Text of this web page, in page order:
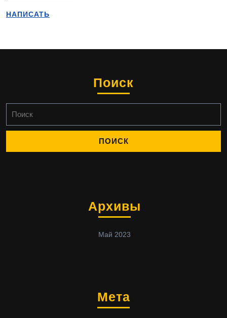
НАПИСАТЬ
Поиск
Архивы
Май 2023
Мета